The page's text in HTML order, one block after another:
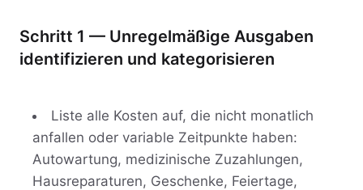
Schritt 1 — Unregelmäßige Ausgaben
identifizieren und kategorisieren
Liste alle Kosten auf, die nicht monatlich
anfallen oder variable Zeitpunkte haben:
Autowartung, medizinische Zuzahlungen,
Hausreparaturen, Geschenke, Feiertage,